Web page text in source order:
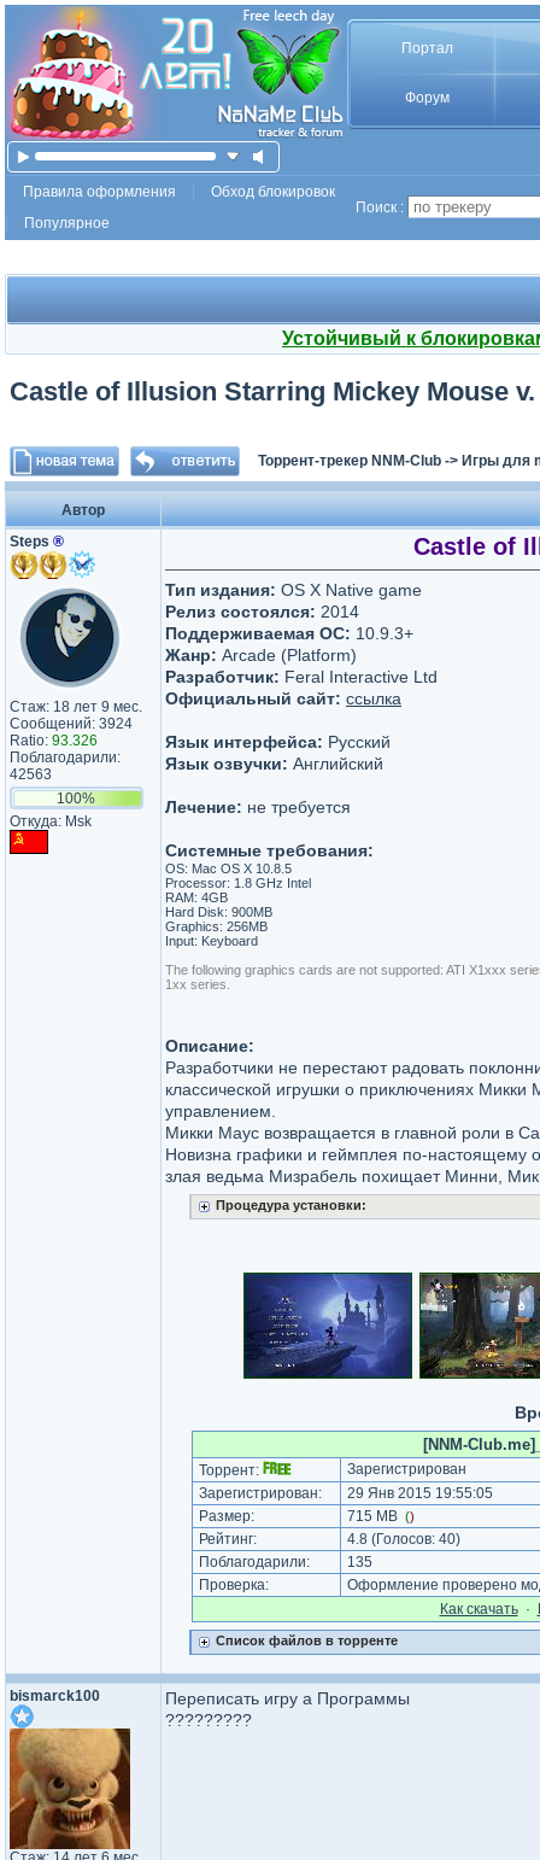
Портал
Форум
Правила оформления
Обход блокировок
Популярное
Поиск :
Устойчивый к
Castle of Illusion Starring Mickey Mouse
Торрент-трекер NNM-Club -> Игры для
Автор
Steps ®
Стаж: 18 лет 9 мес.
Сообщений: 3924
Ratio: 93.326
Поблагодарили:
42563
100%
Откуда: Msk
Castle of
Тип издания: OS X Native game
Релиз состоялся: 2014
Поддерживаемая ОС: 10.9.3+
Жанр: Arcade (Platform)
Разработчик: Feral Interactive Ltd
Официальный сайт: ссылка
Язык интерфейса: Русский
Язык озвучки: Английский
Лечение: не требуется
Системные требования:
OS: Mac OS X 10.8.5
Processor: 1.8 GHz Intel
RAM: 4GB
Hard Disk: 900MB
Graphics: 256MB
Input: Keyboard
The following graphics cards are not supported: ATI X1xxx
1xx series.
Описание:
Разработчики не перестают радовать
классической игрушки о приключениях
управлением.
Микки Маус возвращается в главной роли в
Новизна графики и геймплея по-настоящему
злая ведьма Мизрабель похищает Минни,
Процедура установки:
[NNM-
Торрент:
Зарегистрирован
Зарегистрирован:
29 Янв 2015 19:55:05
Размер:
715 MB ()
Рейтинг: 4.8 (Голосов: 40)
Поблагодарили:
135
Проверка:
Оформление проверено
Как cкачать·
Список файлов в торренте
bismarck100
Переписать игру а Программы
?????????